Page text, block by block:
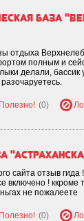
база
отдыха
полным и
делали,
Полезно! (0)
сайта отзыв
включено !
не пожалеете
Полезно! (0)